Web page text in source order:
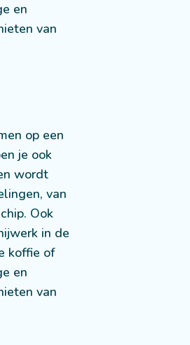
en
van
op een
je ook
wordt
van
Ook
in de
koffie of
en
van